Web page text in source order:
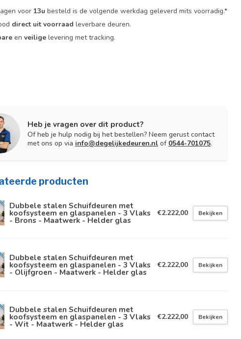
voor 13u besteld is de volgende werkdag geleverd mits voorradig.*
direct uit voorraad leverbare deuren.
enveiligelevering met tracking.
Heb je vragen over dit product?
Of heb je hulp nodig bij het bestellen? Neem gerust contact
met ons op via info@degelijkedeuren.nl of 0544-701075.
producten
Dubbele stalen Schuifdeuren met
koofsysteem en glaspanelen - 3 Vlaks
- Brons - Maatwerk - Helder glas
€2.222,00 Bekijken
Dubbele stalen Schuifdeuren met
koofsysteem en glaspanelen - 3 Vlaks
- Olijfgroen - Maatwerk - Helder glas
€2.222,00 Bekijken
Dubbele stalen Schuifdeuren met
koofsysteem en glaspanelen - 3 Vlaks
- Wit - Maatwerk - Helder glas
€2.222,00 Bekijken